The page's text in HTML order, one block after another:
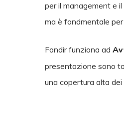
per il management e
ma è fondmentale
Fondir funziona ad
presentazione sono
una copertura alta